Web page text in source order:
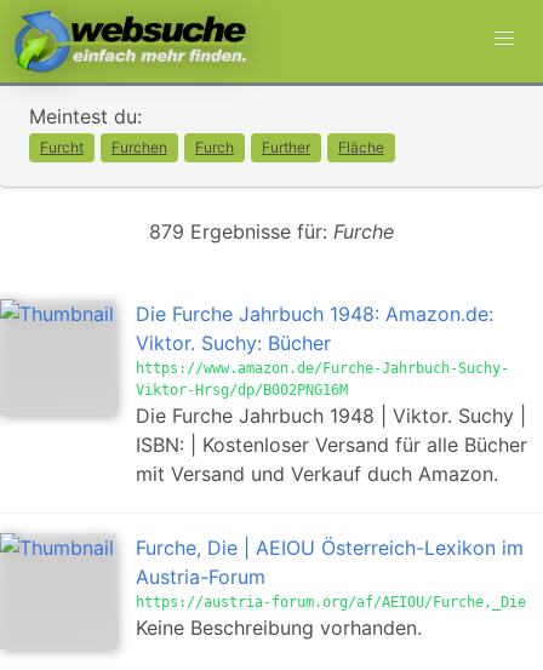
Meintest du:
Furcht Furchen Furch Further Fläche
879 Ergebnisse für: Furche
Die Furche Jahrbuch 1948: Amazon.de:
Viktor. Suchy: Bücher
https://www.amazon.de/Furche-Jahrbuch-Suchy-
Viktor-Hrsg/dp/B002PNG16M
Die Furche Jahrbuch 1948 | Viktor. Suchy |
ISBN: | Kostenloser Versand für alle Bücher
mit Versand und Verkauf duch Amazon.
Furche, Die | AEIOU Österreich-Lexikon im
Austria-Forum
https://austria-forum.org/af/AEIOU/Furche,_Die
Keine Beschreibung vorhanden.